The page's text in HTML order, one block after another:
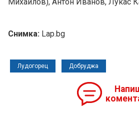
Снимка: Lap.bg
Лудогорец Добруджа